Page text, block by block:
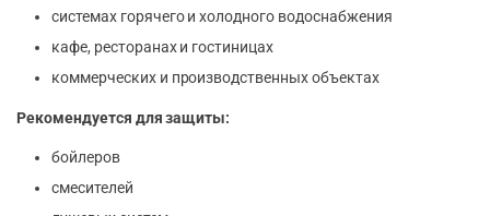
системах горячего и холодного водоснабжения
кафе, ресторанах и гостиницах
коммерческих и производственных объектах
Рекомендуется для защиты:
бойлеров
смесителей